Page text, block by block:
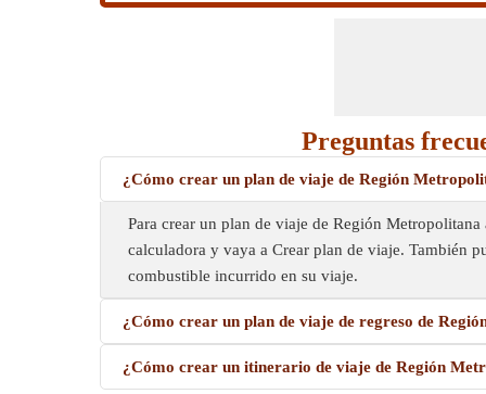
Preguntas
¿Cómo crear un plan de viaje de Región
Para crear un plan de viaje de Región
calculadora y vaya a Crear plan de viaje. También
combustible incurrido en su viaje.
¿Cómo crear un plan de viaje de regreso de
¿Cómo crear un itinerario de viaje de Región